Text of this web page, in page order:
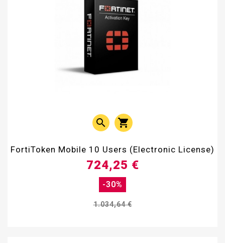
 
FortiToken Mobile 10 Users (Electronic License)
1.034,64 €
-30%
724,25 €